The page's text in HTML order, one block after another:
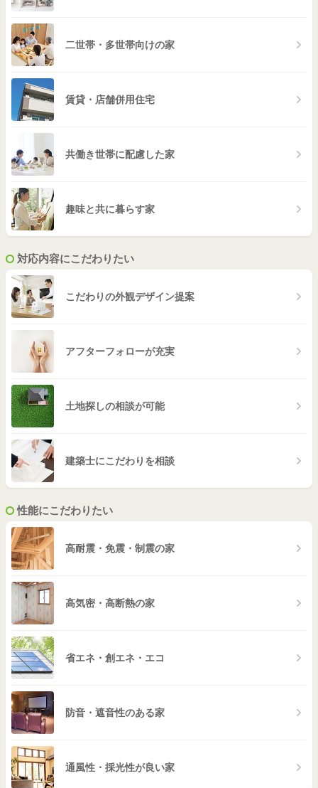
二世帯・多世帯向けの家
賃貸・店舗併用住宅
共働き世帯に配慮した家
趣味と共に暮らす家
対応内容にこだわりたい
こだわりの外観デザイン提案
アフターフォローが充実
土地探しの相談が可能
建築士にこだわりを相談
性能にこだわりたい
高耐震・免震・制震の家
高気密・高断熱の家
省エネ・創エネ・エコ
防音・遮音性のある家
通風性・採光性が良い家